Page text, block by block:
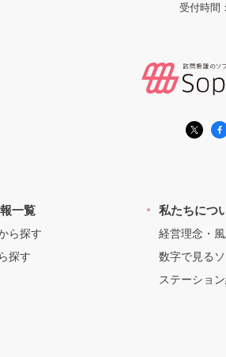
受付時間
一覧
ら探す
探す
私たちにつ
経営理念・
数字で見る
ステーショ